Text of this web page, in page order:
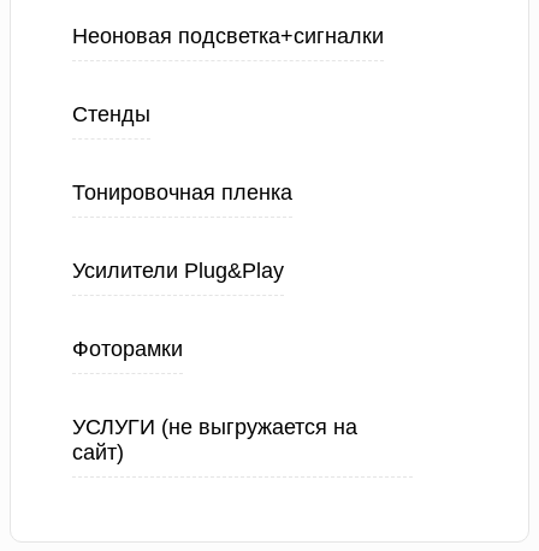
Неоновая подсветка+сигналки
Стенды
Тонировочная пленка
Усилители Plug&Play
Фоторамки
УСЛУГИ (не выгружается на
сайт)